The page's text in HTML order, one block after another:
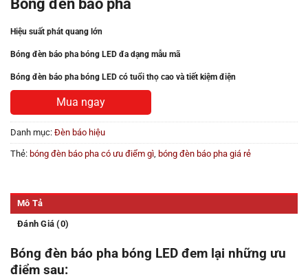
Hiệu suất phát quang lớn
Bóng đèn báo pha bóng LED đa dạng mẫu mã
Bóng đèn báo pha bóng LED có tuổi thọ cao và tiết kiệm điện
Mua ngay
Danh mục: Đèn báo hiệu
Thẻ: bóng đèn báo pha có ưu điểm gì bóng đèn báo pha giá rẻ
Mô Tả
Đánh Giá (0)
Bóng đèn báo pha bóng LED đem lại những ưu
điểm sau: